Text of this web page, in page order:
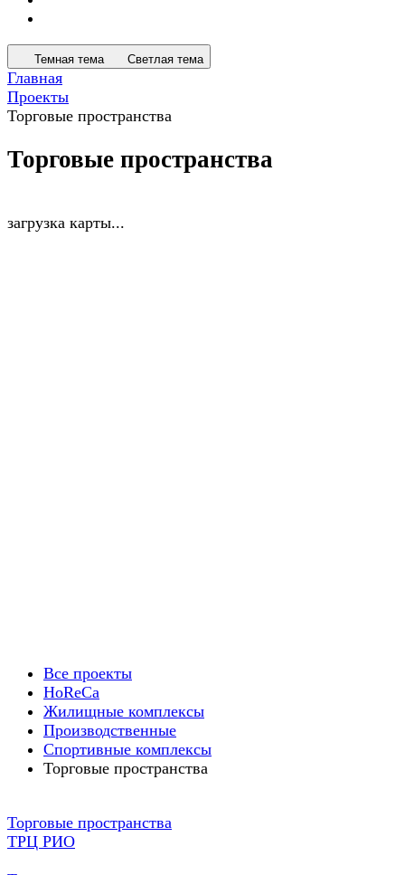
Темная тема Светлая тема
Главная
Проекты
Торговые пространства
Торговые пространства
загрузка карты...
Все проекты
HoReCa
Жилищные комплексы
Производственные
Спортивные комплексы
Торговые пространства
Торговые пространства
ТРЦ РИО